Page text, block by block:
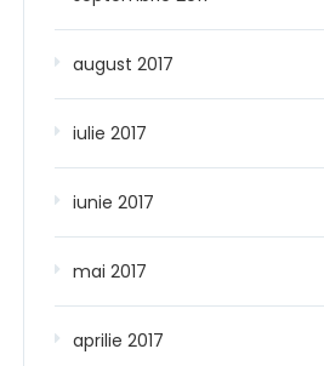
august 2017
iulie 2017
iunie 2017
mai 2017
aprilie 2017